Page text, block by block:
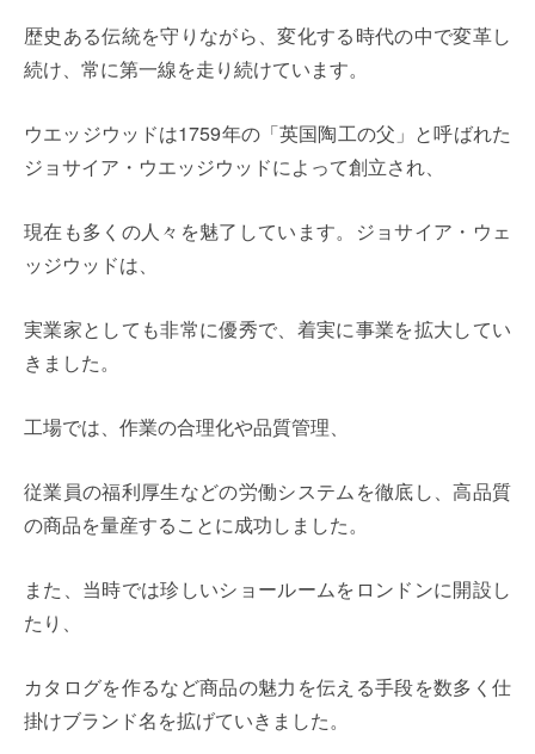
歴史ある伝統を守りながら、変化する時代の中で変革し
続け、常に第一線を走り続けています。
ウエッジウッドは1759年の「英国陶工の父」と呼ばれた
ジョサイア・ウエッジウッドによって創立され、
現在も多くの人々を魅了しています。ジョサイア・ウェ
ッジウッドは、
実業家としても非常に優秀で、着実に事業を拡大してい
きました。
工場では、作業の合理化や品質管理、
従業員の福利厚生などの労働システムを徹底し、高品質
の商品を量産することに成功しました。
また、当時では珍しいショールームをロンドンに開設し
たり、
カタログを作るなど商品の魅力を伝える手段を数多く仕
掛けブランド名を拡げていきました。